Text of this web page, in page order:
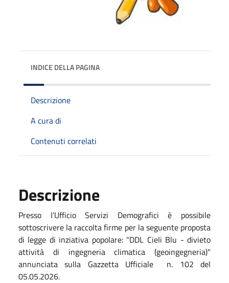
INDICE DELLA PAGINA
Descrizione
A cura di
Contenuti correlati
Descrizione
Presso l’Ufficio Servizi Demografici è possibile
sottoscrivere la raccolta firme per la seguente proposta
di legge di inziativa popolare: "DDL Cieli Blu - divieto
attività di ingegneria climatica (geoingegneria)"
annunciata sulla Gazzetta Ufficiale n. 102 del
05.05.2026.